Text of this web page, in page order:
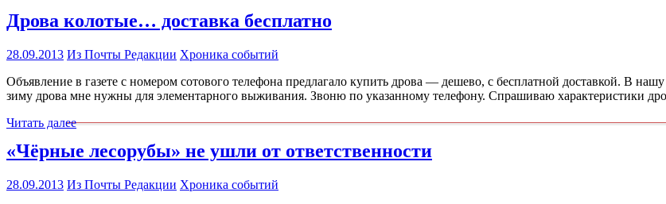
Дрова колотые… доставка бесплатно
28.09.2013 Из Почты Редакции Хроника событий
Объявление в газете с номером сотового телефона предлагало купить дрова — дешево, с бесплатной доставкой. В
зиму дрова мне нужны для элементарного выживания. Звоню по указанному телефону. Спрашиваю характеристики
Читать далее
«Чёрные лесорубы» не ушли от ответственности
28.09.2013 Из Почты Редакции Хроника событий